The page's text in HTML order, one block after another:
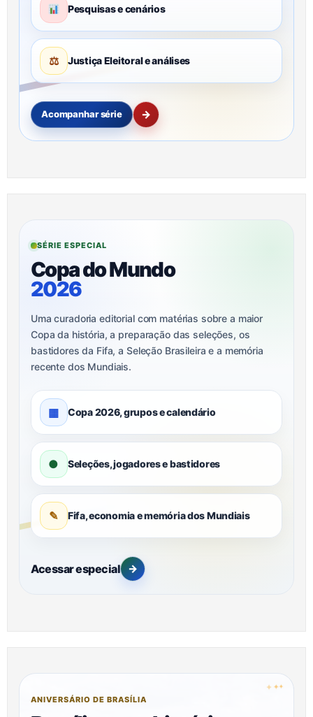
Pesquisas e cenários
⚖ Justiça Eleitoral e análises
Acompanhar série →
SÉRIE ESPECIAL
Copa do Mundo
2026
Uma curadoria editorial com matérias sobre a maior
Copa da história, a preparação das seleções, os
bastidores da Fifa, a Seleção Brasileira e a memória
recente dos Mundiais.
▦ Copa 2026, grupos e calendário
● Seleções, jogadores e bastidores
✎ Fifa, economia e memória dos Mundiais
Acessar especial →
✦ ✦✦
ANIVERSÁRIO DE BRASÍLIA